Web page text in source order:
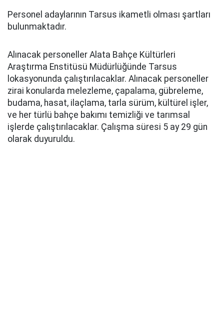
Personel adaylarının Tarsus ikametli olması şartları
bulunmaktadır.
Alınacak personeller Alata Bahçe Kültürleri
Araştırma Enstitüsü Müdürlüğünde Tarsus
lokasyonunda çalıştırılacaklar. Alınacak personeller
zirai konularda melezleme, çapalama, gübreleme,
budama, hasat, ilaçlama, tarla sürüm, kültürel işler,
ve her türlü bahçe bakımı temizliği ve tarımsal
işlerde çalıştırılacaklar. Çalışma süresi 5 ay 29 gün
olarak duyuruldu.